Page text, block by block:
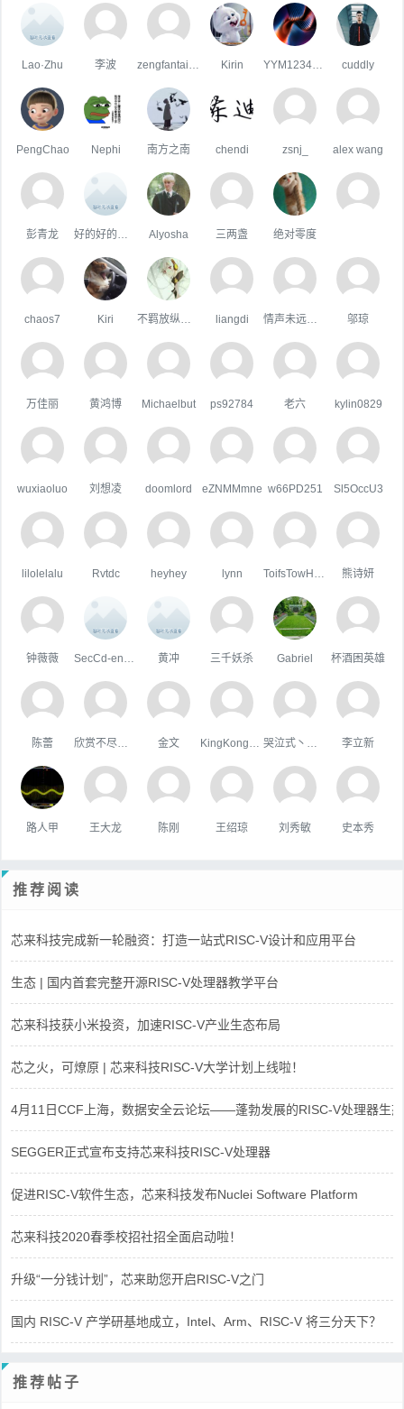
Lao·Zhu 李波 Kirin cuddly
PengChao Nephi 南方之南 chendi zsnj_ alex wang
彭青龙 Alyosha 三两盏 绝对零度
chaos7 Kiri liangdi 邬琼
万佳丽 黄鸿博 Michaelbut ps92784 老六 kylin0829
wuxiaoluo 刘想凌 doomlord eZNMMmne w66PD251 Sl5OccU3
lilolelalu Rvtdc heyhey lynn 熊诗妍
钟薇薇 黄冲 三千妖杀 Gabriel 杯酒困英雄
陈蕾 金文 李立新
路人甲 王大龙 陈刚 王绍琼 刘秀敏 史本秀
推荐阅读
芯来科技完成新一轮融资：打造一站式RISC-V设计和应用平台
生态 | 国内首套完整开源RISC-V处理器教学平台
芯来科技获小米投资，加速RISC-V产业生态布局
芯之火，可燎原 | 芯来科技RISC-V大学计划上线啦！
4月11日CCF上海，数据安全云论坛——蓬勃发展的RISC-V处理器生态
SEGGER正式宣布支持芯来科技RISC-V处理器
促进RISC-V软件生态，芯来科技发布Nuclei Software Platform
芯来科技2020春季校招社招全面启动啦！
升级“一分钱计划”，芯来助您开启RISC-V之门
国内 RISC-V 产学研基地成立，Intel、Arm、RISC-V 将三分天下？
推荐帖子